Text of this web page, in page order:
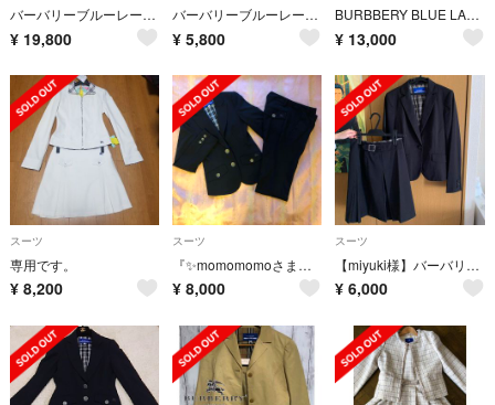
バーバリーブルーレーベル 茶系 スカートスーツ 上下セット 38
¥ 19,800
バーバリーブルーレーベル スカートスーツ
¥ 5,800
BURBBERY BLUE LABELジャケット ベルト付きワンピース ベージュ
¥ 13,000
スーツ
専用です。
¥ 8,200
スーツ
『✨momomomoさま限定✨』Burberry ジャケットのみ別売り
¥ 8,000
スーツ
【miyuki様】バーバリーブルーレーベルスーツ ジャケット・スカート2点セット
¥ 6,000